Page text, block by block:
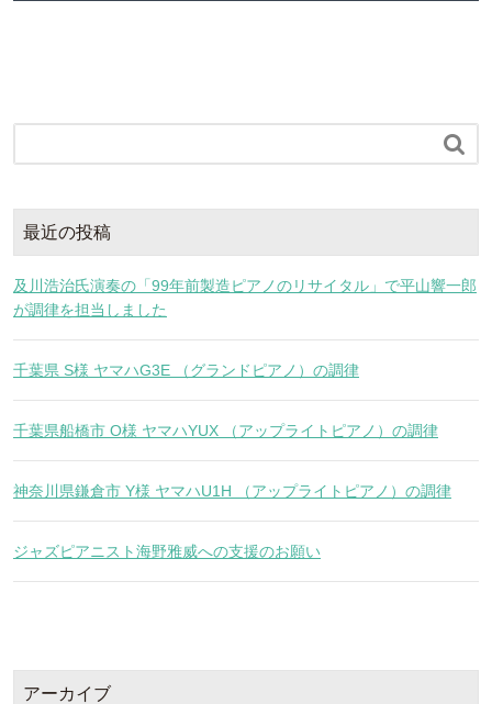

最近の投稿
及川浩治氏演奏の「99年前製造ピアノのリサイタル」で平山響一郎
が調律を担当しました
千葉県 S様 ヤマハG3E （グランドピアノ）の調律
千葉県船橋市 O様 ヤマハYUX （アップライトピアノ）の調律
神奈川県鎌倉市 Y様 ヤマハU1H （アップライトピアノ）の調律
ジャズピアニスト海野雅威への支援のお願い
アーカイブ